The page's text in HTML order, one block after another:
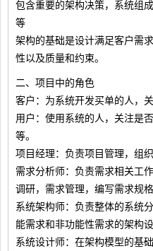
包含重要的架构决策，系统组
等
架构的基础是设计满足客户需
性以及质量和约束。
二、项目中的角色
客户：为系统开发买单的人，
用户：使用系统的人，关注是
等。
项目经理：负责项目管理，组
需求分析师：负责需求相关工
调研，需求管理，编写需求规
系统架构师：负责整体的系统
能需求和非功能性需求的架构设
系统设计师：在架构模型的基